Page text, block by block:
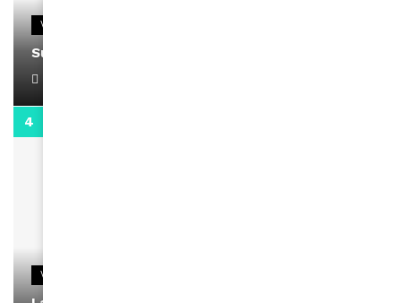
VIDEOS
Support Black Business Wee-kend
VIDEOS